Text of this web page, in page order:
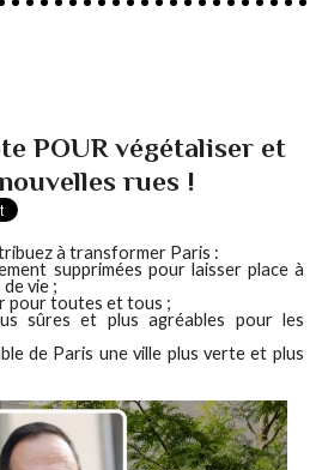
POUR végétaliser et
rues !
à transformer Paris :
supprimées pour laisser place à
vie ;
pour toutes et tous ;
sûres et plus agréables pour les
de Paris une ville plus verte et plus